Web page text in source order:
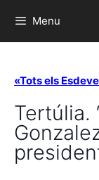
Menu
«Tots els
Tertúlia.